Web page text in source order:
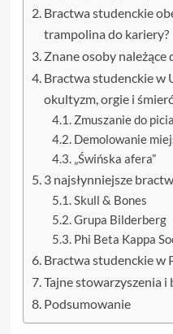
Bractwa studenckie
trampolina do kariery?
Znane osoby
Bractwa studenckie w
okultyzm, orgie i
Zmuszanie do
Demolowanie
„Świńska afera”
3 najsłynniejsze
Skull & Bones
Grupa Bilderberg
Phi Beta Kappa
Bractwa studenckie w
Tajne stowarzyszenia
Podsumowanie